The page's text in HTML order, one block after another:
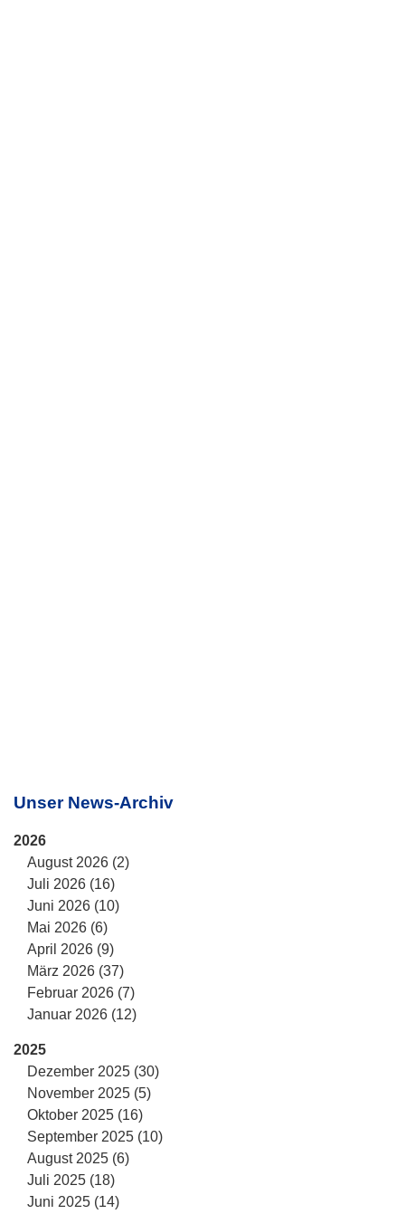
Unser News-Archiv
2026
August 2026 (2)
Juli 2026 (16)
Juni 2026 (10)
Mai 2026 (6)
April 2026 (9)
März 2026 (37)
Februar 2026 (7)
Januar 2026 (12)
2025
Dezember 2025 (30)
November 2025 (5)
Oktober 2025 (16)
September 2025 (10)
August 2025 (6)
Juli 2025 (18)
Juni 2025 (14)